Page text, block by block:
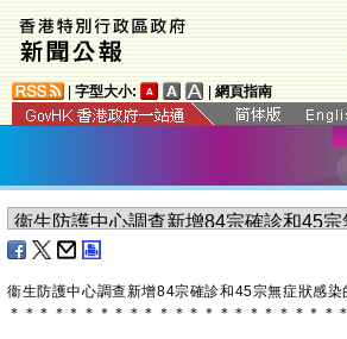
字型大小: 網頁指南
衞生防護中心調查新增84宗確診和45宗無症狀感染
＊ ＊ ＊ ＊ ＊ ＊ ＊ ＊ ＊ ＊ ＊ ＊ ＊ ＊ ＊ ＊ ＊ ＊ ＊ ＊ ＊ ＊ ＊